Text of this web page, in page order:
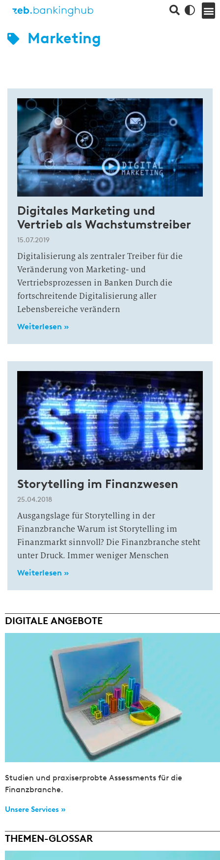
Marketing
Digitales Marketing und
Vertrieb als Wachstumstreiber
15.07.2019
Digitalisierung als zentraler Treiber für die
Veränderung von Marketing- und
Vertriebsprozessen in Banken Durch die
fortschreitende Digitalisierung aller
Lebensbereiche verändern
Weiterlesen »
Storytelling im Finanzwesen
25.04.2018
Ausgangslage für Storytelling in der
Finanzbranche Warum ist Storytelling im
Finanzmarkt sinnvoll? Die Finanzbranche steht
unter Druck. Immer weniger Menschen
Weiterlesen »
DIGITALE ANGEBOTE
Studien und praxiserprobte Assessments für die
Finanzbranche.
Unsere Services »
THEMEN-GLOSSAR